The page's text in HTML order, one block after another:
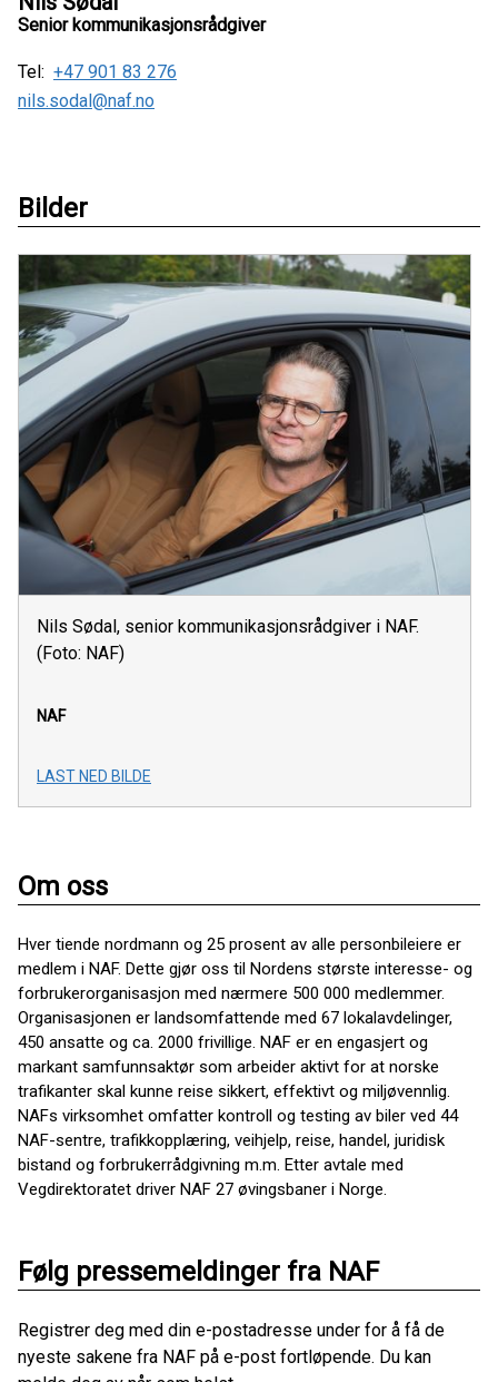
Senior kommunikasjonsrådgiver
Tel: +47 901 83 276
nils.sodal@naf.no
Bilder
Nils Sødal, senior kommunikasjonsrådgiver i NAF.
(Foto: NAF)
NAF
LAST NED BILDE
Om oss
Hver tiende nordmann og 25 prosent av alle personbileiere er
medlem i NAF. Dette gjør oss til Nordens største interesse- og
forbrukerorganisasjon med nærmere 500 000 medlemmer.
Organisasjonen er landsomfattende med 67 lokalavdelinger,
450 ansatte og ca. 2000 frivillige. NAF er en engasjert og
markant samfunnsaktør som arbeider aktivt for at norske
trafikanter skal kunne reise sikkert, effektivt og miljøvennlig.
NAFs virksomhet omfatter kontroll og testing av biler ved 44
NAF-sentre, trafikkopplæring, veihjelp, reise, handel, juridisk
bistand og forbrukerrådgivning m.m. Etter avtale med
Vegdirektoratet driver NAF 27 øvingsbaner i Norge.
Følg pressemeldinger fra NAF
Registrer deg med din e-postadresse under for å få de
nyeste sakene fra NAF på e-post fortløpende. Du kan